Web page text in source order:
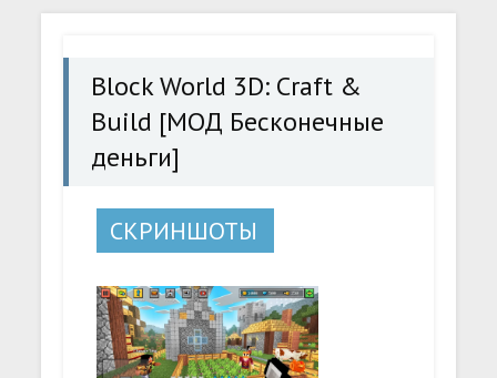
& Build [МОД Бесконечные деньги] - стабильная версия
Block World 3D: Craft &
Build [МОД Бесконечные
деньги]
СКРИНШОТЫ